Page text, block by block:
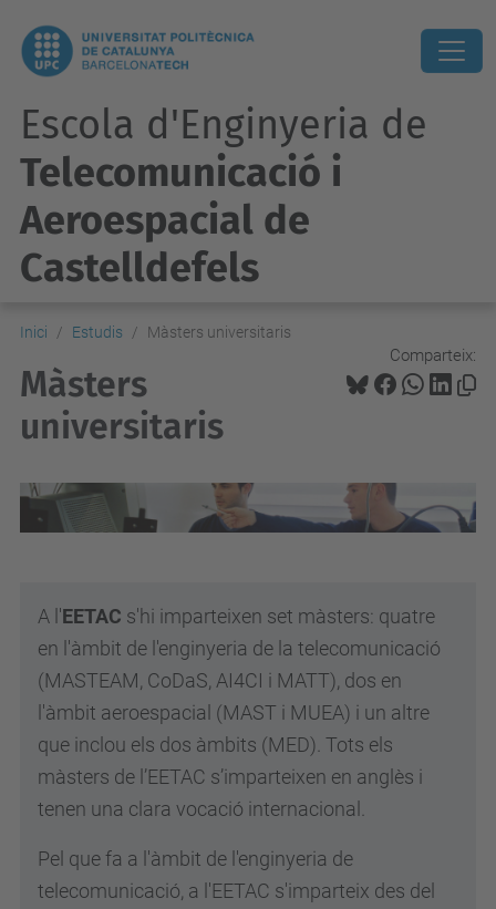
Escola d'Enginyeria de
Telecomunicació i
Aeroespacial de
Castelldefels
Inici Estudis Màsters universitaris
Comparteix:
Màsters
universitaris
A l'EETAC s'hi imparteixen set màsters: quatre
en l'àmbit de l'enginyeria de la telecomunicació
(MASTEAM, CoDaS, AI4CI i MATT), dos en
l'àmbit aeroespacial (MAST i MUEA) i un altre
que inclou els dos àmbits (MED). Tots els
màsters de l’EETAC s’imparteixen en anglès i
tenen una clara vocació internacional.
Pel que fa a l'àmbit de l'enginyeria de
telecomunicació, a l'EETAC s'imparteix des del